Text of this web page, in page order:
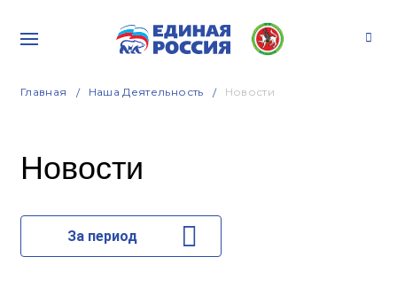
Главная Наша Деятельность Новости
Новости
За период